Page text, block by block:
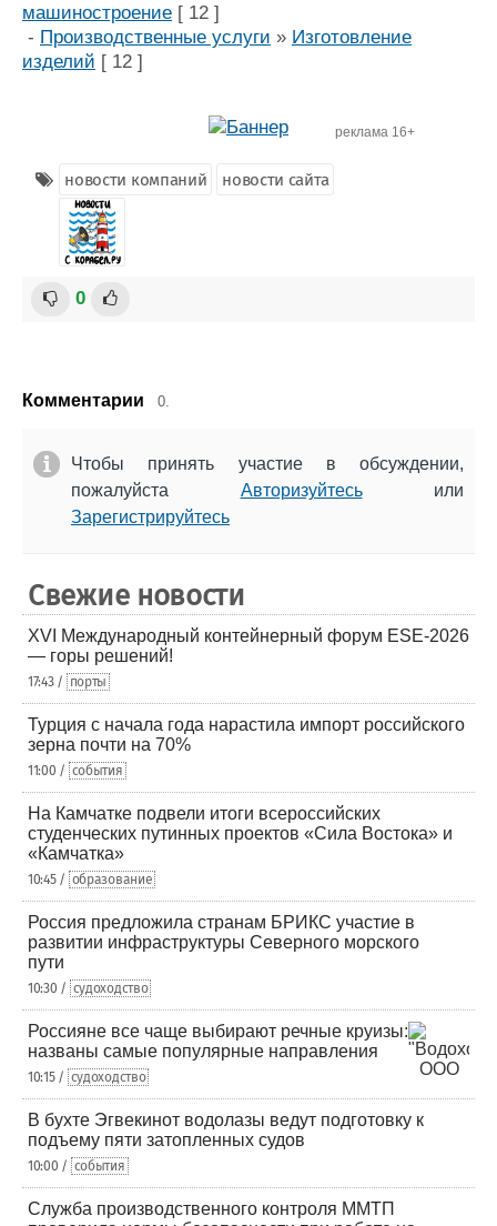
машиностроение [ 12 ]
- Производственные услуги » Изготовление
изделий [ 12 ]
реклама 16+
новости компаний новости сайта
0
Комментарии 0.
Чтобы принять участие в обсуждении,
пожалуйста Авторизуйтесьили
Зарегистрируйтесь
Свежие новости
XVI Международный контейнерный форум ESE-2026
— горы решений!
17:43 / порты
Турция с начала года нарастила импорт российского
зерна почти на 70%
11:00 / события
На Камчатке подвели итоги всероссийских
студенческих путинных проектов «Сила Востока» и
«Камчатка»
10:45 / образование
Россия предложила странам БРИКС участие в
развитии инфраструктуры Северного морского
пути
10:30 / судоходство
Россияне все чаще выбирают речные круизы:
названы самые популярные направления
10:15 / судоходство
В бухте Эгвекинот водолазы ведут подготовку к
подъему пяти затопленных судов
10:00 / события
Служба производственного контроля ММТП